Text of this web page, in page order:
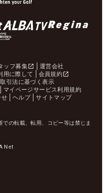
ッフ募集
運営会社
用に際して
会員規約
引法に基づく表示
マイページサービス利用規約
せ ヘルプ サイトマップ
の転載、転用、コピー等は禁じま
Net